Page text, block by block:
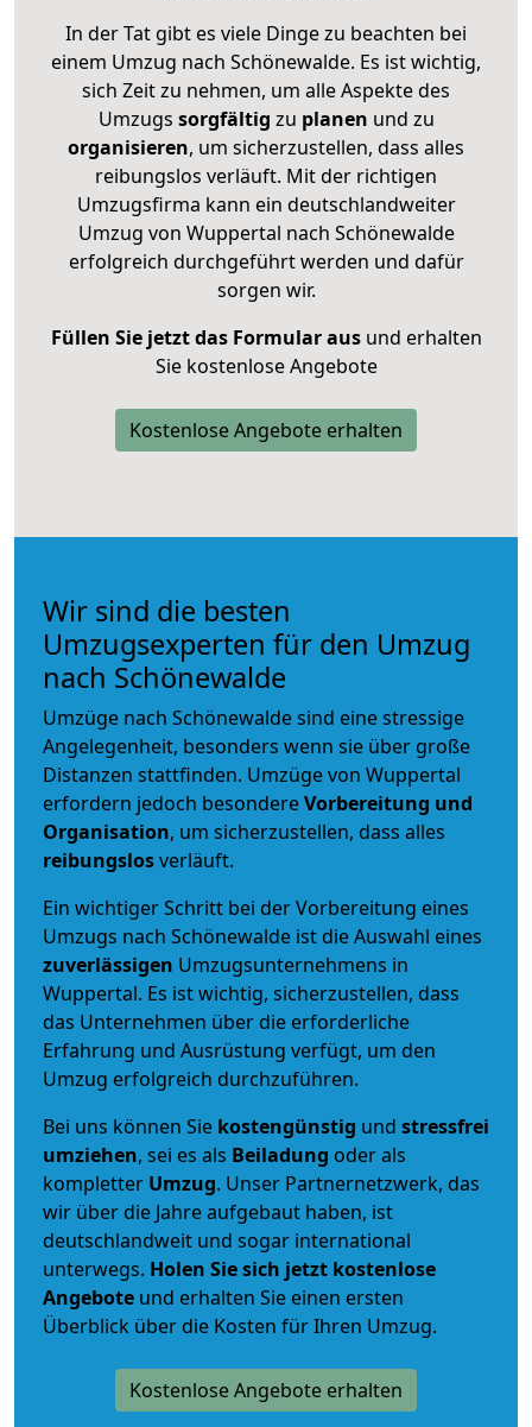
In der Tat gibt es viele Dinge zu beachten bei
einem Umzug nach Schönewalde. Es ist wichtig,
sich Zeit zu nehmen, um alle Aspekte des
Umzugs sorgfältig zu planen und zu
organisieren, um sicherzustellen, dass alles
reibungslos verläuft. Mit der richtigen
Umzugsfirma kann ein deutschlandweiter
Umzug von Wuppertal nach Schönewalde
erfolgreich durchgeführt werden und dafür
sorgen wir.
Füllen Sie jetzt das Formular ausund erhalten
Sie kostenlose Angebote
Kostenlose Angebote erhalten
Wir sind die besten
Umzugsexperten für den Umzug
nach Schönewalde
Umzüge nach Schönewalde sind eine stressige
Angelegenheit, besonders wenn sie über große
Distanzen stattfinden. Umzüge von Wuppertal
erfordern jedoch besondereVorbereitung und
Organisation, um sicherzustellen, dass alles
reibungslosverläuft.
Ein wichtiger Schritt bei der Vorbereitung eines
Umzugs nach Schönewalde ist die Auswahl eines
zuverlässigen Umzugsunternehmens in
Wuppertal. Es ist wichtig, sicherzustellen, dass
das Unternehmen über die erforderliche
Erfahrung und Ausrüstung verfügt, um den
Umzug erfolgreich durchzuführen.
Bei uns können Sie kostengünstig und stressfrei
umziehen, sei es als Beiladung oder als
kompletter Umzug. Unser Partnernetzwerk, das
wir über die Jahre aufgebaut haben, ist
deutschlandweit und sogar international
unterwegs. Holen Sie sich jetzt kostenlose
Angebote und erhalten Sie einen ersten
Überblick über die Kosten für Ihren Umzug.
Kostenlose Angebote erhalten